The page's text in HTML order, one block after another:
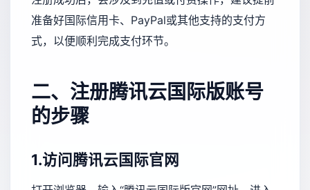
准备好国际信用卡、PayPal或其他支持的支付方
式，以便顺利完成支付环节。
二、注册腾讯云国际版账号
的步骤
1.访问腾讯云国际官网